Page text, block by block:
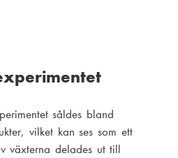
såldes bland
vilket kan ses som ett
växterna delades ut till